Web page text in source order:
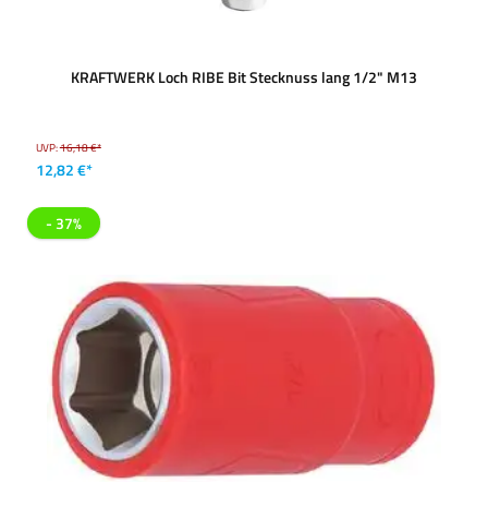
KRAFTWERK Loch RIBE Bit Stecknuss lang 1/2" M13
UVP:16,18 €*
12,82 €*
- 37%